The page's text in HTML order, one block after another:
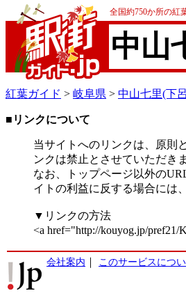
全国約750か所の紅
中山
紅葉ガイド > 岐阜県 > 中山七里(下
■リンクについて
当サイトへのリンクは、原則
ンクは禁止とさせていただきま
なお、トップページ以外の
イトの利益に反する場合には
▼リンクの方法
<a href="http://kouyog.jp/
会社案内 このサービスにつ